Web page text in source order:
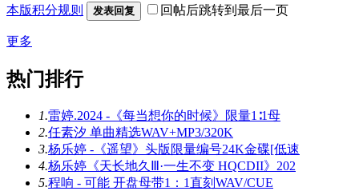
本版积分规则 发表回复 回帖后跳转到最后一页
更多
热门排行
1.雷婷.2024 -《每当想你的时候》限量1∶1母
2.任素汐 单曲精选WAV+MP3/320K
3.杨乐婷 -《遥望》头版限量编号24K金碟[低速
4.杨乐婷《天长地久Ⅲ·一生不变 HQCDII》202
5.程响 - 可能 开盘母带1：1直刻WAV/CUE